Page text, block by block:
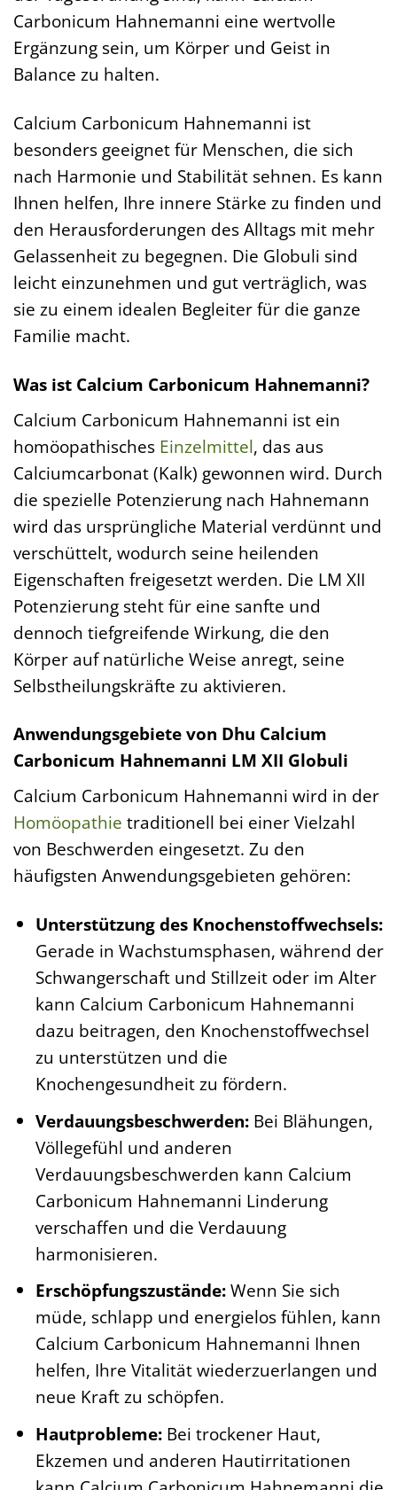
Carbonicum Hahnemanni eine wertvolle
Ergänzung sein, um Körper und Geist in
Balance zu halten.
Calcium Carbonicum Hahnemanni ist
besonders geeignet für Menschen, die sich
nach Harmonie und Stabilität sehnen. Es kann
Ihnen helfen, Ihre innere Stärke zu finden und
den Herausforderungen des Alltags mit mehr
Gelassenheit zu begegnen. Die Globuli sind
leicht einzunehmen und gut verträglich, was
sie zu einem idealen Begleiter für die ganze
Familie macht.
Was ist Calcium Carbonicum Hahnemanni?
Calcium Carbonicum Hahnemanni ist ein
homöopathisches Einzelmittel, das aus
Calciumcarbonat (Kalk) gewonnen wird. Durch
die spezielle Potenzierung nach Hahnemann
wird das ursprüngliche Material verdünnt und
verschüttelt, wodurch seine heilenden
Eigenschaften freigesetzt werden. Die LM XII
Potenzierung steht für eine sanfte und
dennoch tiefgreifende Wirkung, die den
Körper auf natürliche Weise anregt, seine
Selbstheilungskräfte zu aktivieren.
Anwendungsgebiete von Dhu Calcium
Carbonicum Hahnemanni LM XII Globuli
Calcium Carbonicum Hahnemanni wird in der
Homöopathie traditionell bei einer Vielzahl
von Beschwerden eingesetzt. Zu den
häufigsten Anwendungsgebieten gehören:
Unterstützung des Knochenstoffwechsels:
Gerade in Wachstumsphasen, während der
Schwangerschaft und Stillzeit oder im Alter
kann Calcium Carbonicum Hahnemanni
dazu beitragen, den Knochenstoffwechsel
zu unterstützen und die
Knochengesundheit zu fördern.
Verdauungsbeschwerden:Bei Blähungen,
Völlegefühl und anderen
Verdauungsbeschwerden kann Calcium
Carbonicum Hahnemanni Linderung
verschaffen und die Verdauung
harmonisieren.
Erschöpfungszustände:Wenn Sie sich
müde, schlapp und energielos fühlen, kann
Calcium Carbonicum Hahnemanni Ihnen
helfen, Ihre Vitalität wiederzuerlangen und
neue Kraft zu schöpfen.
Hautprobleme:Bei trockener Haut,
Ekzemen und anderen Hautirritationen